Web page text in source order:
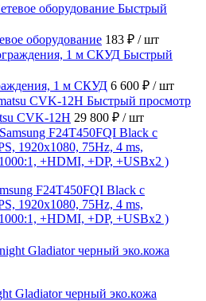
Быстрый
оборудование 183 ₽ / шт
Быстрый
1 м СКУД 6 600 ₽ / шт
Быстрый просмотр
CVK-12H 29 800 ₽ / шт
F24T450FQI Black с
1920x1080, 75Hz, 4 ms,
+HDMI, +DP, +USBx2 )
Gladiator черный эко.кожа